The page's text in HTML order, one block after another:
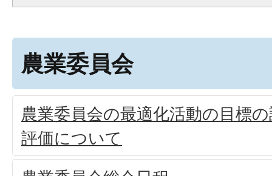
農業委員会
農業委員会の最適化活動の目標
評価について